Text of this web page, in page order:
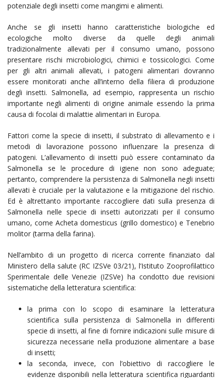
potenziale degli insetti come mangimi e alimenti.
Anche se gli insetti hanno caratteristiche biologiche ed
ecologiche molto diverse da quelle degli animali
tradizionalmente allevati per il consumo umano, possono
presentare rischi microbiologici, chimici e tossicologici. Come
per gli altri animali allevati, i patogeni alimentari dovranno
essere monitorati anche all’interno della filiera di produzione
degli insetti. Salmonella, ad esempio, rappresenta un rischio
importante negli alimenti di origine animale essendo la prima
causa di focolai di malattie alimentari in Europa.
Fattori come la specie di insetti, il substrato di allevamento e i
metodi di lavorazione possono influenzare la presenza di
patogeni. L’allevamento di insetti può essere contaminato da
Salmonella se le procedure di igiene non sono adeguate;
pertanto, comprendere la persistenza di Salmonella negli insetti
allevati è cruciale per la valutazione e la mitigazione del rischio.
Ed è altrettanto importante raccogliere dati sulla presenza di
Salmonella nelle specie di insetti autorizzati per il consumo
umano, come Acheta domesticus (grillo domestico) e Tenebrio
molitor (tarma della farina).
Nell’ambito di un progetto di ricerca corrente finanziato dal
Ministero della salute (RC IZSVe 03/21), l’Istituto Zooprofilattico
Sperimentale delle Venezie (IZSVe) ha condotto due revisioni
sistematiche della letteratura scientifica:
la prima con lo scopo di esaminare la letteratura
scientifica sulla persistenza di Salmonella in differenti
specie di insetti, al fine di fornire indicazioni sulle misure di
sicurezza necessarie nella produzione alimentare a base
di insetti;
la seconda, invece, con l’obiettivo di raccogliere le
evidenze disponibili nella letteratura scientifica riguardanti